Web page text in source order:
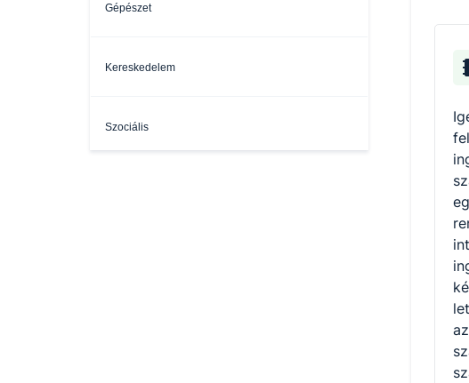
Gépészet
Kereskedelem
Szociális